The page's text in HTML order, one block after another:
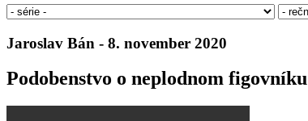
Jaroslav Bán - 8. november 2020
Podobenstvo o neplodnom figovníku